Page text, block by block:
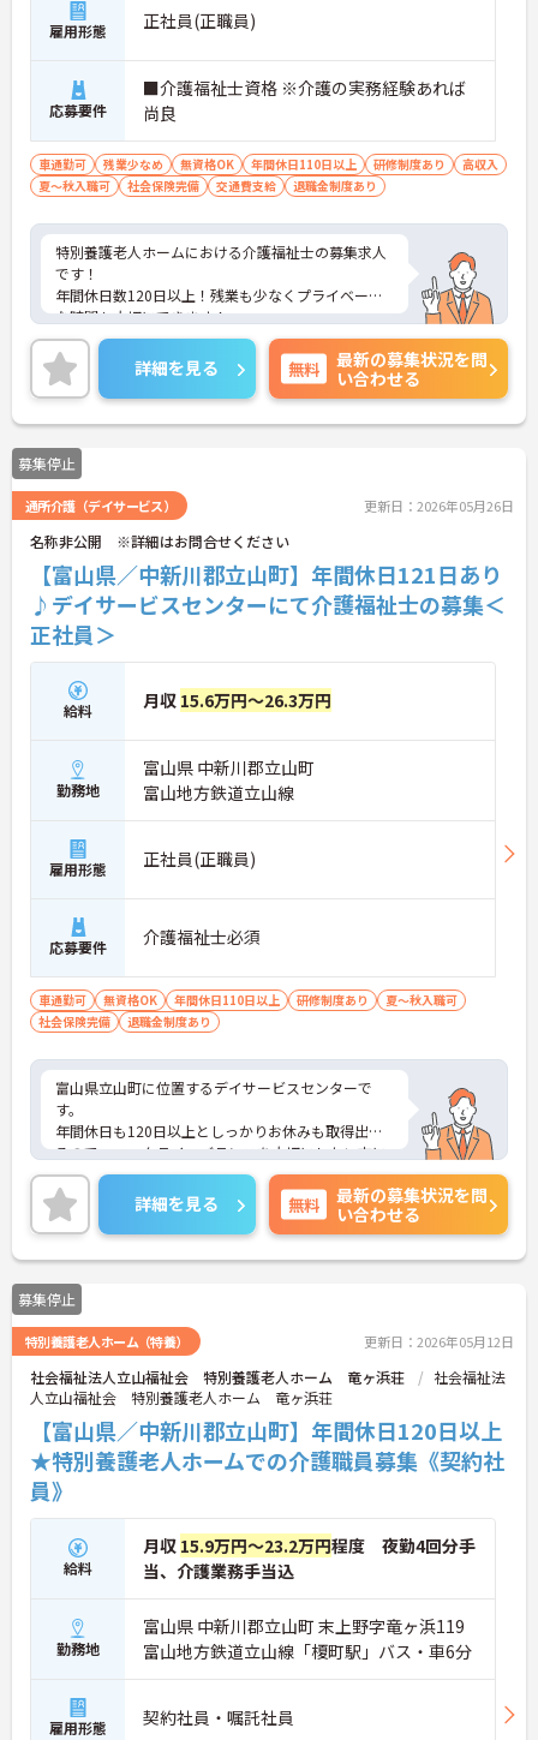
雇用形態 正社員(正職員)
応募要件
■介護福祉士資格 ※介護の実務経験あれば
尚良
車通勤可 残業少なめ 無資格OK 年間休日110日以上 研修制度あり
高収入
夏～秋入職可
社会保険完備 交通費支給 退職金制度あり
特別養護老人ホームにおける介護福祉士の募集求人
です！
年間休日数120日以上！残業も少なくプライベート
な時間も大切にできます！
ご興味ある方には、面接のポイントなど、さらに詳
細をお話致しますのでお気軽にご相談ください。
詳細を見る 無料
最新の募集状況を問
い合わせる
募集停止
通所介護（デイサービス） 更新日：2026年05月26日
名称非公開 ※詳細はお問合せください
【富山県／中新川郡立山町】年間休日121日あり
♪デイサービスセンターにて介護福祉士の募集＜
正社員＞
給料 月収 15.6万円～26.3万円
勤務地
富山県 中新川郡立山町
富山地方鉄道立山線
雇用形態 正社員(正職員)
応募要件 介護福祉士必須
車通勤可 無資格OK 年間休日110日以上 研修制度あり
夏～秋入職可
社会保険完備
退職金制度あり
富山県立山町に位置するデイサービスセンターで
す。
年間休日も120日以上としっかりお休みも取得出来
るので、ワークライフバランスを大切にしたい方に
オススメです。
マイカー通勤可能なので行き帰りがスムーズです。
ご興味をお持ちの方はお気軽にお問い合わせくださ
い。
詳細を見る 無料
最新の募集状況を問
い合わせる
募集停止
特別養護老人ホーム（特養） 更新日：2026年05月12日
社会福祉法人立山福祉会 特別養護老人ホーム 竜ヶ浜荘
社会福祉法
人立山福祉会 特別養護老人ホーム 竜ヶ浜荘
【富山県／中新川郡立山町】年間休日120日以上
★特別養護老人ホームでの介護職員募集《契約社
員》
給料
月収 15.9万円～23.2万円程度 夜勤4回分手
当、介護業務手当込
勤務地
富山県 中新川郡立山町 末上野字竜ヶ浜119
富山地方鉄道立山線「榎町駅」バス・車6分
雇用形態 契約社員・嘱託社員